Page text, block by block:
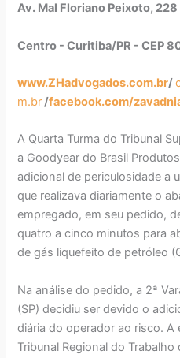
Av. Mal Floriano Peixoto,
Centro - Curitiba/PR - CEP
www.ZHadvogados.com.br/
m.br/facebook.com/
A Quarta Turma do Tribunal
a Goodyear do Brasil
adicional de periculosidade a
que realizava diariamente o
empregado, em seu pedido,
quatro a cinco minutos para
de gás liquefeito de petróleo
Na análise do pedido, a 2ª
(SP) decidiu ser devido o
diária do operador ao risco. A
Tribunal Regional do Trabalho